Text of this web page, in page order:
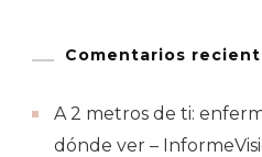
Comentarios
A 2 metros de ti:
dónde ver –